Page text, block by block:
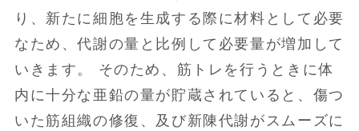
り、新たに細胞を生成する際に材料として必要
なため、代謝の量と比例して必要量が増加して
いきます。 そのため、筋トレを行うときに体
内に十分な亜鉛の量が貯蔵されていると、傷つ
いた筋組織の修復、及び新陳代謝がスムーズに